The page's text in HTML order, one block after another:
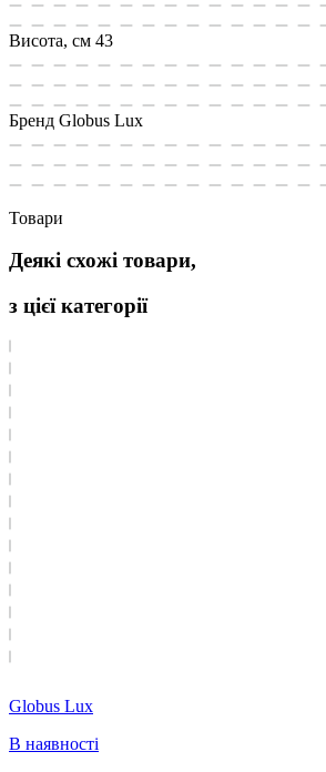
Висота, см 43
Бренд Globus Lux
Товари
Деякі схожі товари,
з цієї категорії
Globus Lux
В наявності